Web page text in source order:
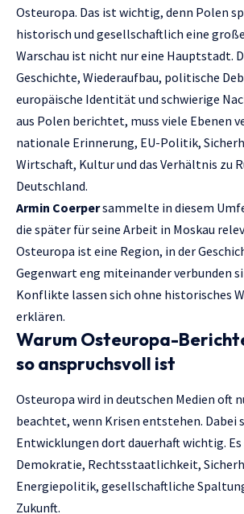
Osteuropa. Das ist wichtig, denn Polen
historisch und gesellschaftlich eine
Warschau ist nicht nur eine Hauptstadt.
Geschichte, Wiederaufbau, politische
europäische Identität und schwierige
aus Polen berichtet, muss viele Ebenen
nationale Erinnerung, EU-Politik,
Wirtschaft, Kultur und das Verhältnis zu
Deutschland.
Armin Coerpersammelte in diesem
die später für seine Arbeit in Moskau
Osteuropa ist eine Region, in der
Gegenwart eng miteinander verbunden
Konflikte lassen sich ohne historisches
erklären.
Warum Osteuropa-
so anspruchsvoll ist
Osteuropa wird in deutschen Medien oft
beachtet, wenn Krisen entstehen. Dabei
Entwicklungen dort dauerhaft wichtig.
Demokratie, Rechtsstaatlichkeit,
Energiepolitik, gesellschaftliche
Zukunft.